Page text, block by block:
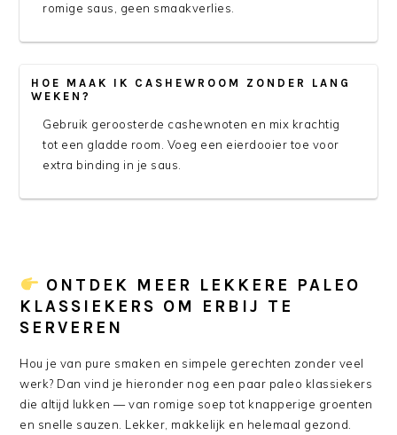
romige saus, geen smaakverlies.
HOE MAAK IK CASHEWROOM ZONDER LANG
WEKEN?
Gebruik geroosterde cashewnoten en mix krachtig
tot een gladde room. Voeg een eierdooier toe voor
extra binding in je saus.
ONTDEK MEER LEKKERE PALEO
KLASSIEKERS OM ERBIJ TE
SERVEREN
Hou je van pure smaken en simpele gerechten zonder veel
werk? Dan vind je hieronder nog een paar paleo klassiekers
die altijd lukken — van romige soep tot knapperige groenten
en snelle sauzen. Lekker, makkelijk en helemaal gezond.